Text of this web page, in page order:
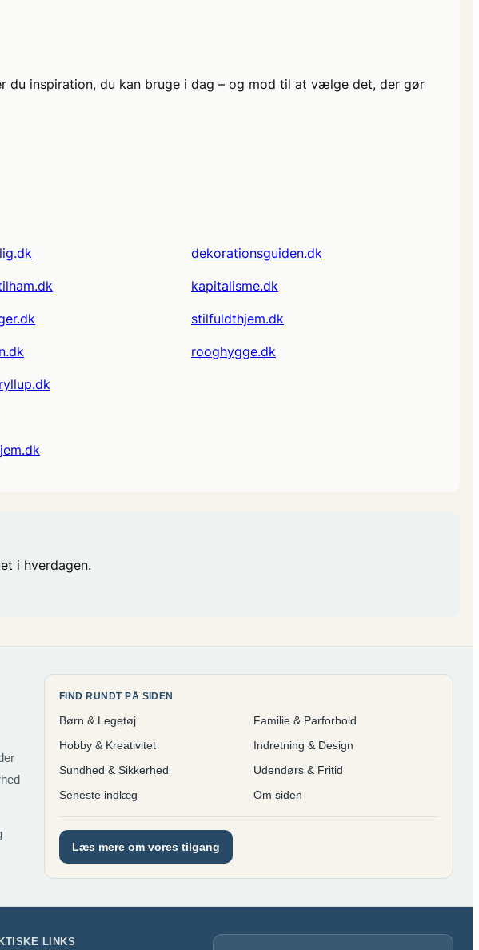
du inspiration, du kan bruge i dag – og mod til at vælge det, der gør
dekorationsguiden.dk
kapitalisme.dk
stilfuldthjem.dk
rooghygge.dk
i hverdagen.
FIND RUNDT PÅ SIDEN
Børn & Legetøj
Familie & Parforhold
Hobby & Kreativitet
Indretning & Design
Sundhed & Sikkerhed
Udendørs & Fritid
Seneste indlæg
Om siden
Læs mere om vores tilgang
LINKS